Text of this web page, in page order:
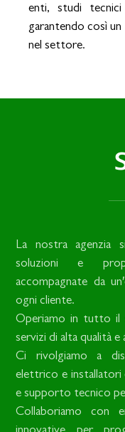
enti, studi
garantendo così
nel settore.
La nostra agenzia
soluzioni e
accompagnate da
ogni cliente.
Operiamo in tutto il
servizi di alta qualità e
Ci rivolgiamo a
elettrico e installatori
e supporto tecnico
Collaboriamo con